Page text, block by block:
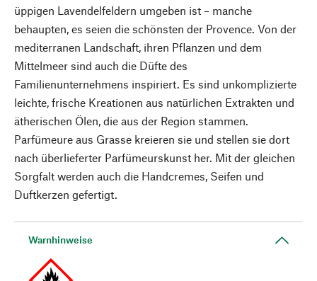
üppigen Lavendelfeldern umgeben ist – manche
behaupten, es seien die schönsten der Provence. Von der
mediterranen Landschaft, ihren Pflanzen und dem
Mittelmeer sind auch die Düfte des
Familienunternehmens inspiriert. Es sind unkomplizierte
leichte, frische Kreationen aus natürlichen Extrakten und
ätherischen Ölen, die aus der Region stammen.
Parfümeure aus Grasse kreieren sie und stellen sie dort
nach überlieferter Parfümeurskunst her. Mit der gleichen
Sorgfalt werden auch die Handcremes, Seifen und
Duftkerzen gefertigt.
Warnhinweise